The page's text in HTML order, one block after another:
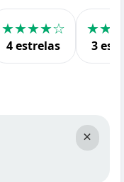
★★★★☆
4 estrelas 3
×